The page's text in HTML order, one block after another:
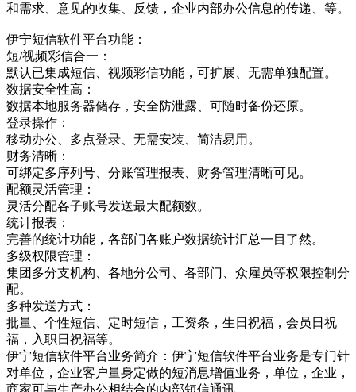
和需求、意见的收集、反馈，企业内部办公信息的传递、等。
伊宁短信软件平台功能：
短/视频彩信合一：
默认已集成短信、视频彩信功能，可扩展、无需单独配置。
数据安全性高：
数据本地服务器储存，安全防泄露、可随时备份还原。
登录操作：
移动办公、多点登录、无需安装、简洁易用。
财务清晰：
可绑定多序列号、分账管理报表、财务管理清晰可见。
配额灵活管理：
灵活分配各子账号发送最大配额数。
统计报表：
完善的统计功能，各部门各账户数据统计汇总一目了然。
多级权限管理：
集团多分支机构、各地分公司、各部门、众雇员等权限控制分
配。
多种发送方式：
批量、个性短信、定时短信，工资条，生日祝福，会员日祝
福，入职日祝福等。
伊宁短信软件平台业务简介：伊宁短信软件平台业务是专门针
对单位，企业客户量身定做的短消息增值业务，单位，企业，
商家可与生产办公相结合的内部短信通讯，